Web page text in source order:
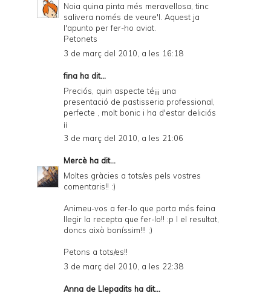
Noia quina pinta més meravellosa, tinc
salivera només de veure'l. Aquest ja
l'apunto per fer-ho aviat.
Petonets
3 de març del 2010, a les 16:18
fina ha dit...
Preciós, quin aspecte té¡¡¡ una
presentació de pastisseria professional,
perfecte , molt bonic i ha d'estar deliciós
¡¡
3 de març del 2010, a les 21:06
Mercè ha dit...
Moltes gràcies a tots/es pels vostres
comentaris!! :)
Animeu-vos a fer-lo que porta més feina
llegir la recepta que fer-lo!! :p I el resultat,
doncs això boníssim!!! ;)
Petons a tots/es!!
3 de març del 2010, a les 22:38
Anna de Llepadits ha dit...